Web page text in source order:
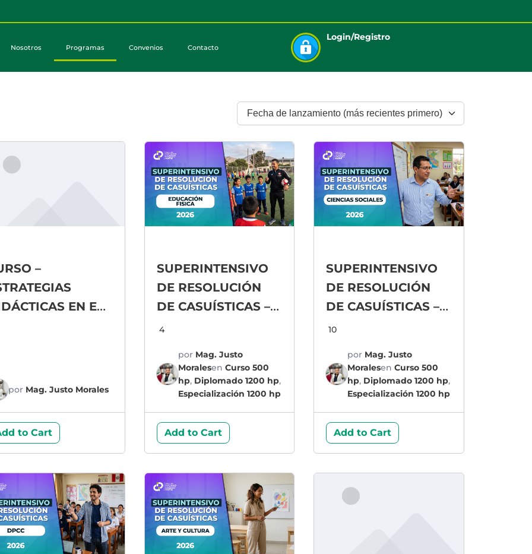
Nosotros Programas Convenios Contacto
Login/Registro
–
EN EL
DE
por Mag. Justo Morales
to Cart
SUPERINTENSIVO
DE RESOLUCIÓN
DE CASUÍSTICAS –
EDUCACIÓN FÍSICA
4
por Mag. Justo
Moralesen Curso 500
hp, Diplomado 1200 hp,
Especialización 1200 hp
Add to Cart
SUPERINTENSIVO
DE RESOLUCIÓN
DE CASUÍSTICAS –
CIENCIAS SOCIALES
10
por Mag. Justo
MoralesenCurso 500
hp, Diplomado 1200 hp,
Especialización 1200 hp
Add to Cart